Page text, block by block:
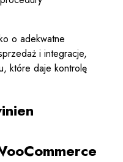
o adekwatne
i integracje,
które daje kontrolę